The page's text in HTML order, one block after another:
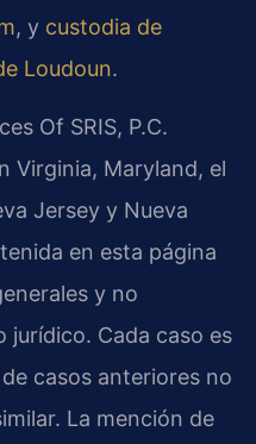
, y custodia de
Loudoun.
Of SRIS, P.C.
Virginia, Maryland, el
Jersey y Nueva
en esta página
y no
jurídico. Cada caso es
casos anteriores no
La mención de